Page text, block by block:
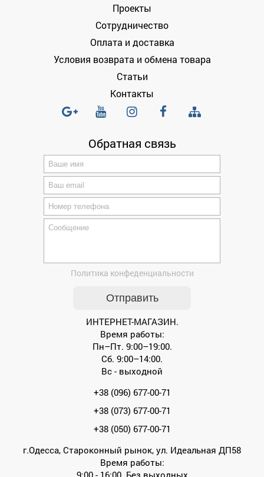
Проекты
Сотрудничество
Оплата и доставка
Условия возврата и обмена товара
Статьи
Контакты
Обратная связь
Политика конфеденциальности
ИНТЕРНЕТ-МАГАЗИН.
Время работы:
Пн–Пт. 9:00–19:00.
Сб. 9:00–14:00.
Вс - выходной
+38 (096) 677-00-71
+38 (073) 677-00-71
+38 (050) 677-00-71
г.Одесса, Староконный рынок, ул. Идеальная ДП58
Время работы:
9:00 - 16:00. Без выходных